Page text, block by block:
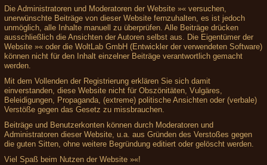
Die Administratoren und Moderatoren der Website »« versuchen,
unerwünschte Beiträge von dieser Website fernzuhalten, es ist jedoch
unmöglich, alle Inhalte manuell zu überprüfen. Alle Beiträge drücken
ausschließlich die Ansichten der Autoren selbst aus. Die Eigentümer der
Website »« oder die WoltLab GmbH (Entwickler der verwendeten Software)
können nicht für den Inhalt einzelner Beiträge verantwortlich gemacht
werden.
Mit dem Vollenden der Registrierung erklären Sie sich damit
einverstanden, diese Website nicht für Obszönitäten, Vulgäres,
Beleidigungen, Propaganda, (extreme) politische Ansichten oder (verbale)
Verstöße gegen das Gesetz zu missbrauchen.
Beiträge und Benutzerkonten können durch Moderatoren und
Administratoren dieser Website, u.a. aus Gründen des Verstoßes gegen
die guten Sitten, ohne weitere Begründung editiert oder gelöscht werden.
Viel Spaß beim Nutzen der Website »«!